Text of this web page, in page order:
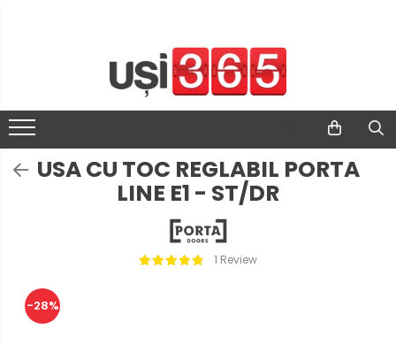
USA CU TOC REGLABIL PORTA
LINE E1 - ST/DR
1 Review
-28%